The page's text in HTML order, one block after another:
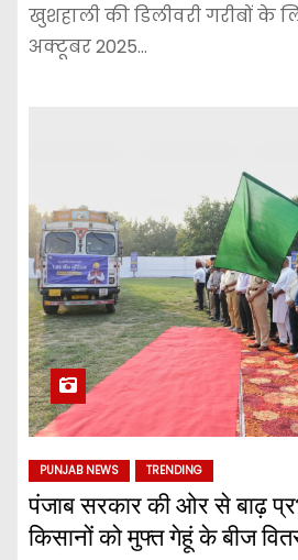
खुशहाली की डिलीवरी गरीबों के
अक्टूबर 2025…
PUNJAB NEWS TRENDING
पंजाब सरकार की ओर से बाढ़
किसानों को मुफ्त गेहूं के बीज